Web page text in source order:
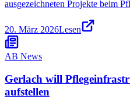
ausgezeichneten Projekte beim
20. März 2026Lesen
AB News
Gerlach will
aufstellen